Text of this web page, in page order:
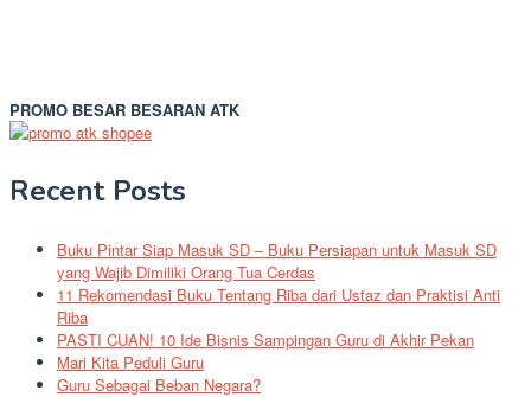
PROMO BESAR BESARAN ATK
Recent Posts
Buku Pintar Siap Masuk SD – Buku Persiapan untuk Masuk SD
yang Wajib Dimiliki Orang Tua Cerdas
11 Rekomendasi Buku Tentang Riba dari Ustaz dan Praktisi Anti
Riba
PASTI CUAN! 10 Ide Bisnis Sampingan Guru di Akhir Pekan
Mari Kita Peduli Guru
Guru Sebagai Beban Negara?